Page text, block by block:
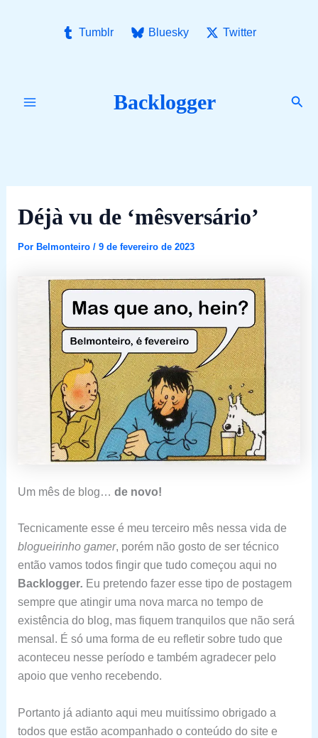
Tumblr Bluesky Twitter
Backlogger
Déjà vu de ‘mêsversário’
Por Belmonteiro / 9 de fevereiro de 2023
Um mês de blog… de novo!
Tecnicamente esse é meu terceiro mês nessa vida de
blogueirinho gamer, porém não gosto de ser técnico
então vamos todos fingir que tudo começou aqui no
Backlogger. Eu pretendo fazer esse tipo de postagem
sempre que atingir uma nova marca no tempo de
existência do blog, mas fiquem tranquilos que não será
mensal. É só uma forma de eu refletir sobre tudo que
aconteceu nesse período e também agradecer pelo
apoio que venho recebendo.
Portanto já adianto aqui meu muitíssimo obrigado a
todos que estão acompanhado o conteúdo do site e